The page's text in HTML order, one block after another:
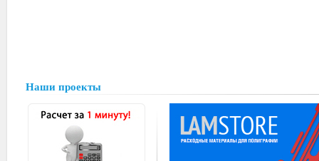
Наши проекты